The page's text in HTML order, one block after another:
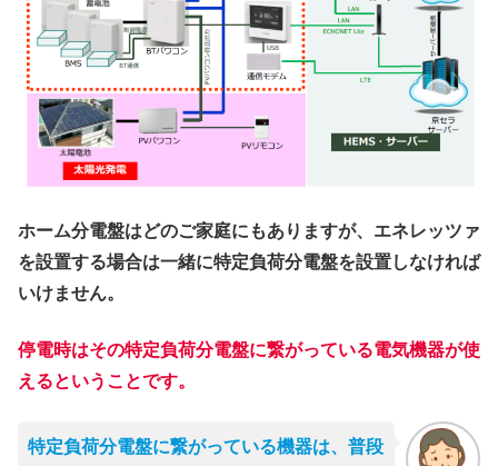
ホーム分電盤はどのご家庭にもありますが、エネレッツァ
を設置する場合は一緒に特定負荷分電盤を設置しなければ
いけません。
停電時はその特定負荷分電盤に繋がっている電気機器が使
えるということです。
特定負荷分電盤に繋がっている機器は、普段